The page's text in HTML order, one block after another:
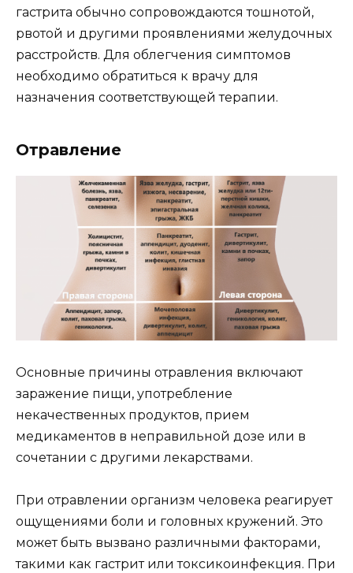
гастрита обычно сопровождаются тошнотой,
рвотой и другими проявлениями желудочных
расстройств. Для облегчения симптомов
необходимо обратиться к врачу для
назначения соответствующей терапии.
Отравление
Основные причины отравления включают
заражение пищи, употребление
некачественных продуктов, прием
медикаментов в неправильной дозе или в
сочетании с другими лекарствами.
При отравлении организм человека реагирует
ощущениями боли и головных кружений. Это
может быть вызвано различными факторами,
такими как гастрит или токсикоинфекция. При